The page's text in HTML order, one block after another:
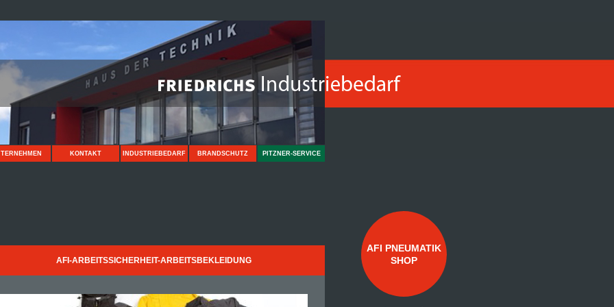
KONTAKT INDUSTRIEBEDARF BRANDSCHUTZ PITZNER-SERVICE
AFI-ARBEITSSICHERHEIT-ARBEITSBEKLEIDUNG
AFI PNEUMATIK
SHOP